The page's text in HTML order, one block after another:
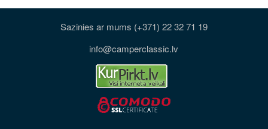
Sazinies ar mums (+371) 22 32 71 19
info@camperclassic.lv